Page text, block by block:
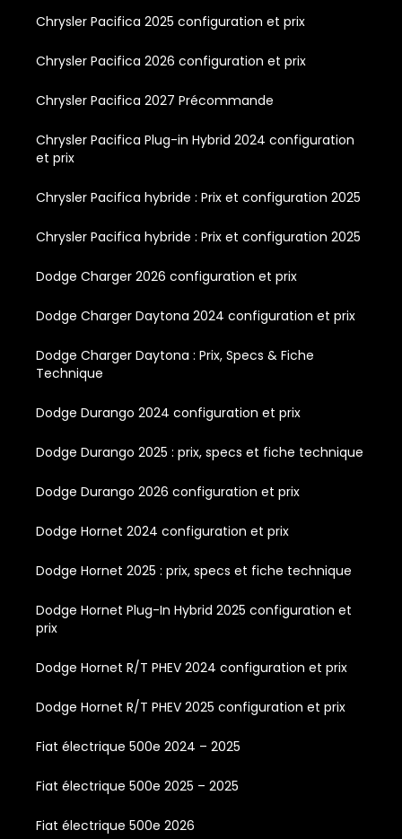
Chrysler Pacifica 2025 configuration et prix
Chrysler Pacifica 2026 configuration et prix
Chrysler Pacifica 2027 Précommande
Chrysler Pacifica Plug-in Hybrid 2024 configuration
et prix
Chrysler Pacifica hybride : Prix et configuration 2025
Chrysler Pacifica hybride : Prix et configuration 2025
Dodge Charger 2026 configuration et prix
Dodge Charger Daytona 2024 configuration et prix
Dodge Charger Daytona : Prix, Specs & Fiche
Technique
Dodge Durango 2024 configuration et prix
Dodge Durango 2025 : prix, specs et fiche technique
Dodge Durango 2026 configuration et prix
Dodge Hornet 2024 configuration et prix
Dodge Hornet 2025 : prix, specs et fiche technique
Dodge Hornet Plug-In Hybrid 2025 configuration et
prix
Dodge Hornet R/T PHEV 2024 configuration et prix
Dodge Hornet R/T PHEV 2025 configuration et prix
Fiat électrique 500e 2024 – 2025
Fiat électrique 500e 2025 – 2025
Fiat électrique 500e 2026